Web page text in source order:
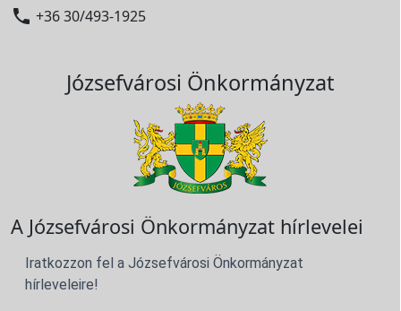
 +36 30/493-1925
Józsefvárosi Önkormányzat
A Józsefvárosi Önkormányzat hírlevelei
Iratkozzon fel a Józsefvárosi Önkormányzat
hírleveleire!